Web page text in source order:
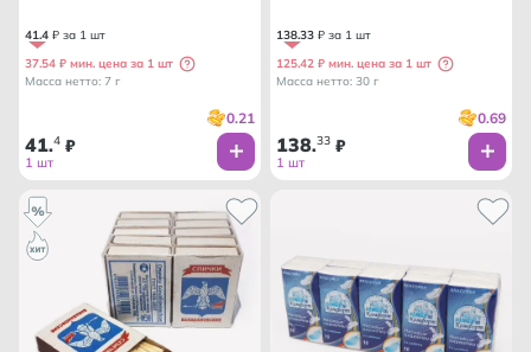
41.4 ₽ за 1 шт
37.54 ₽ мин. цена за 1 шт
Масса нетто: 7 г
0.21
41.4 ₽
1 шт
138.33 ₽ за 1 шт
125.42 ₽ мин. цена за 1 шт
Масса нетто: 30 г
0.69
138.33 ₽
1 шт